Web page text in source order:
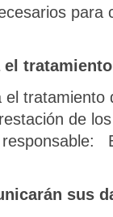
para
el tratamiento
de
sus